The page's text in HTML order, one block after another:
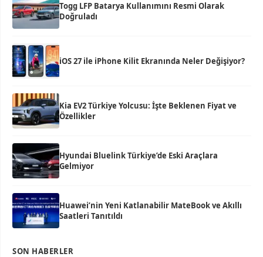
Togg LFP Batarya Kullanımını Resmi Olarak
Doğruladı
iOS 27 ile iPhone Kilit Ekranında Neler Değişiyor?
Kia EV2 Türkiye Yolcusu: İşte Beklenen Fiyat ve
Özellikler
Hyundai Bluelink Türkiye’de Eski Araçlara
Gelmiyor
Huawei’nin Yeni Katlanabilir MateBook ve Akıllı
Saatleri Tanıtıldı
SON HABERLER